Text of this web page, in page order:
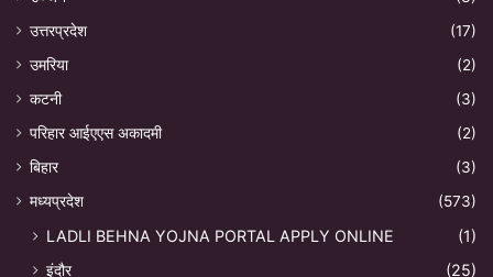
उत्तरप्रदेश
(17)
उमरिया
(2)
कटनी
(3)
परिहार आईएएस अकादमी
(2)
बिहार
(3)
मध्यप्रदेश
(573)
LADLI BEHNA YOJNA PORTAL APPLY ONLINE
(1)
इंदौर
(25)